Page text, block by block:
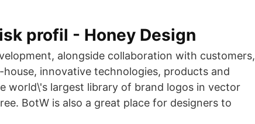
profil - Honey Design
alongside collaboration with customers,
innovative technologies, products and
world\'s largest library of brand logos in vector
BotW is also a great place for designers to